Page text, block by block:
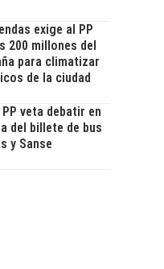
exige al PP
200 millones del
para climatizar
de la ciudad
veta debatir en
del billete de bus
y Sanse